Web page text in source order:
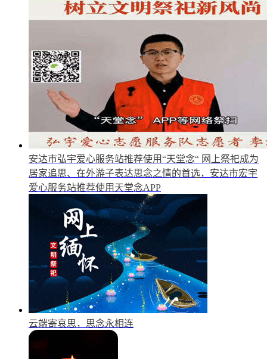
安达市弘宇爱心服务站推荐使用“天堂念“ 网上祭祀成为
居家追思、在外游子表达思念之情的首选，安达市宏宇
爱心服务站推荐使用天堂念APP
云端寄哀思，思念永相连